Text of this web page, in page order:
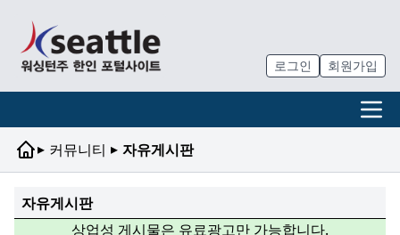
로그인 회원가입
▸ 커뮤니티 ▸ 자유게시판
자유게시판
상업성 게시물은 유료광고만 가능합니다.